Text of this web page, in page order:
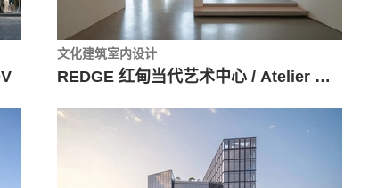
文化建筑室内设计
REDGE 红甸当代艺术中心 / Atelier Meadow 筑甸